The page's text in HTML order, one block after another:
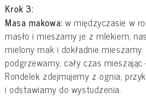
Krok 3:
Masa makowa: w międzyczasie w
masło i mieszamy je z mlekiem,
mielony mak i dokładnie mieszamy.
podgrzewamy, cały czas
Rondelek zdejmujemy z ognia,
i odstawiamy do wystudzenia.